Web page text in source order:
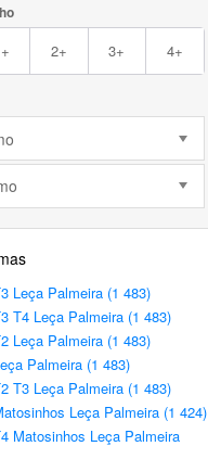
2+ 3+ 4+
Leça Palmeira (1 483)
T4 Leça Palmeira (1 483)
Leça Palmeira (1 483)
Palmeira (1 483)
T3 Leça Palmeira (1 483)
Leça Palmeira (1 424)
Matosinhos Leça Palmeira